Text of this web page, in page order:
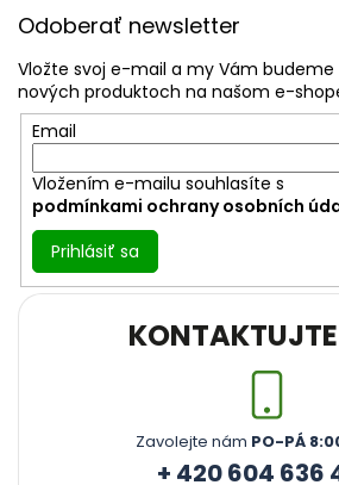
Odoberať newsletter
Vložte svoj e-mail a my Vám
nových produktoch na našom e-
Email
Vložením e-mailu souhlasíte s
podmínkami ochrany osobních
Prihlásiť sa
Zavolejte nám PO-PÁ
+ 420 604 636